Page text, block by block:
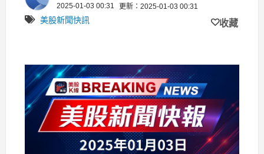
2025-01-03 00:31 更新：2025-01-03 00:31
美股新聞快訊 收藏